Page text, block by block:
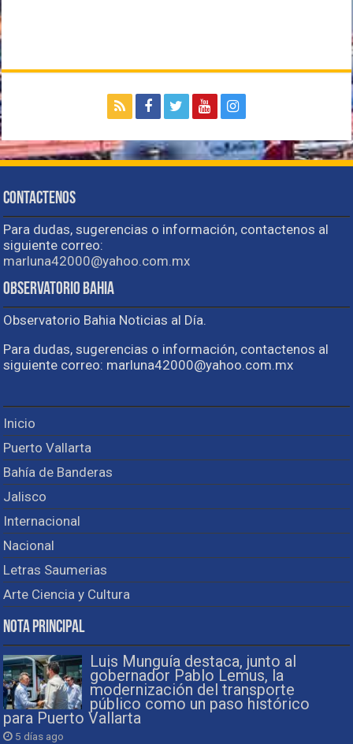
Contactenos
Para dudas, sugerencias o información, contactenos al
siguiente correo:
marluna42000@yahoo.com.mx
Observatorio Bahia
Observatorio Bahia Noticias al Día.
Para dudas, sugerencias o información, contactenos al
siguiente correo: marluna42000@yahoo.com.mx
Inicio
Puerto Vallarta
Bahía de Banderas
Jalisco
Internacional
Nacional
Letras Saumerias
Arte Ciencia y Cultura
Nota Principal
Luis Munguía destaca, junto al
gobernador Pablo Lemus, la
modernización del transporte
público como un paso histórico
para Puerto Vallarta
5 días ago